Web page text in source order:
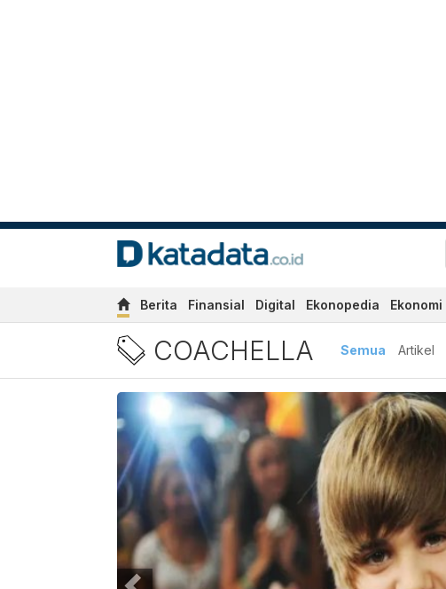
Berita Finansial Digital Ekonopedia Ekonomi
Berita Coachella Terbaru
COACHELLA Semua Artikel